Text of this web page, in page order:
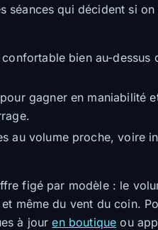
séances qui décident si
bien au-dessus
gagner en maniabilité
au volume proche, voire
figé par modèle : le
même du vent du coin.
à jouren boutique ou